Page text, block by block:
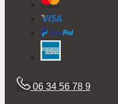
06 34 56 78 9